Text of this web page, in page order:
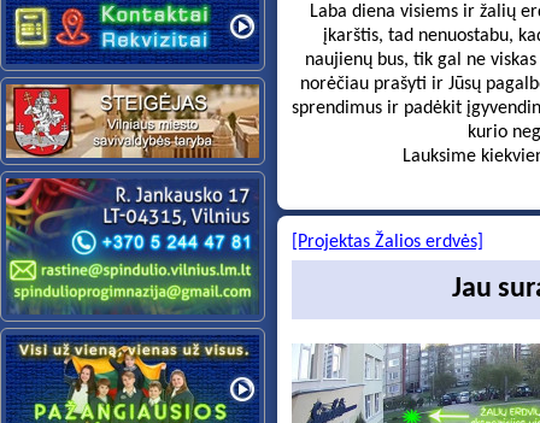
Laba diena visiems ir žalių
įkarštis, tad nenuostabu,
naujienų bus, tik gal ne
norėčiau prašyti ir Jūsų
sprendimus ir padėkit
kurio
Lauksime
[Projektas Žalios erdvės]
Jau